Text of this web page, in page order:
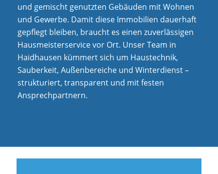
und gemischt genutzten Gebäuden mit Wohnen
und Gewerbe. Damit diese Immobilien dauerhaft
gepflegt bleiben, braucht es einen zuverlässigen
Hausmeisterservice vor Ort. Unser Team in
Haidhausen kümmert sich um Haustechnik,
Sauberkeit, Außenbereiche und Winterdienst –
strukturiert, transparent und mit festen
Ansprechpartnern.